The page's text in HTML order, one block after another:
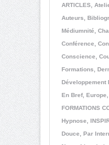
ARTICLES
Auteurs
Médiumnité
Conférence
Conscience
Formations
Développement
En Bref, Europe
FORMATIONS
Hypnose
Douce
Par